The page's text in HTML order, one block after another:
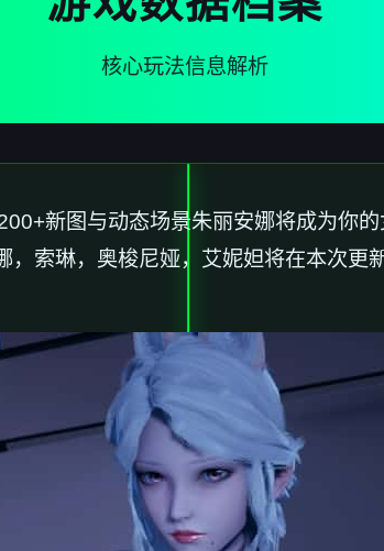
核心玩法信息解析
新图与动态场景朱丽安娜将成为你
索琳，奥梭尼娅，艾妮妲将在本次更